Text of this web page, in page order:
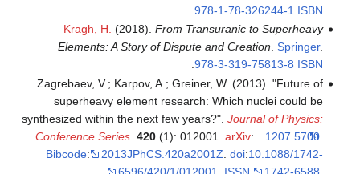
ISBN
978-1-78-326244-1
Kragh, H. (2018). From Transuranic to Superheavy
Elements: A Story of Dispute and Creation. Springer.
ISBN
978-3-319-75813-8
.
Zagrebaev, V.; Karpov, A.; Greiner, W. (2013). "Future of
superheavy element research: Which nuclei could be
synthesized within the next few years?". Journal of Physics:
Conference Series. 420(1): 012001. arXiv: 1207.5700.
Bibcode: 2013JPhCS.420a2001Z doi:10.1088/1742-
6596/420/1/012001
ISSN 1742-6588